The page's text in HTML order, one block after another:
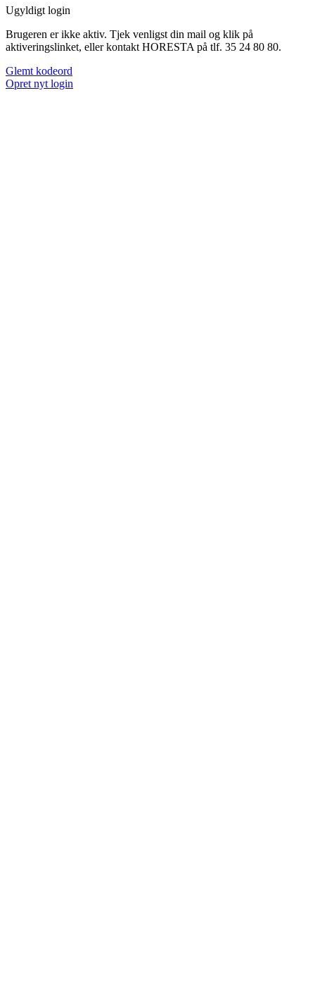
Ugyldigt login
Brugeren er ikke aktiv. Tjek venligst din mail og klik på
aktiveringslinket, eller kontakt HORESTA på tlf. 35 24 80 80.
Glemt kodeord
Opret nyt login